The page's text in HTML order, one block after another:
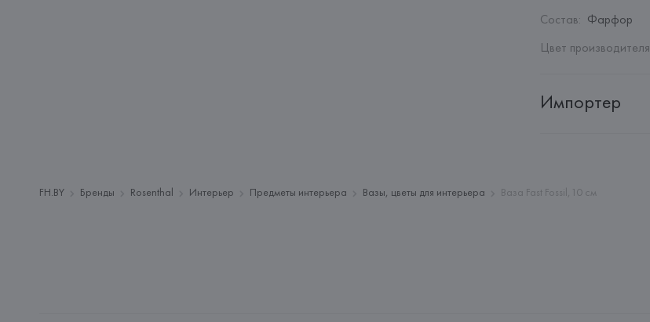
Состав: Фарфор
Цвет производителя
Импортер
Производитель:
FH.BY Бренды Rosenthal Интерьер Предметы интерьера Вазы, цветы для интерьера Ваза Fast Fossil,10 см